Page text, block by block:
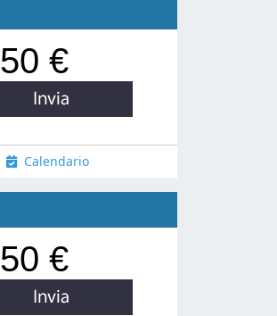
50 €
Calendario
50 €